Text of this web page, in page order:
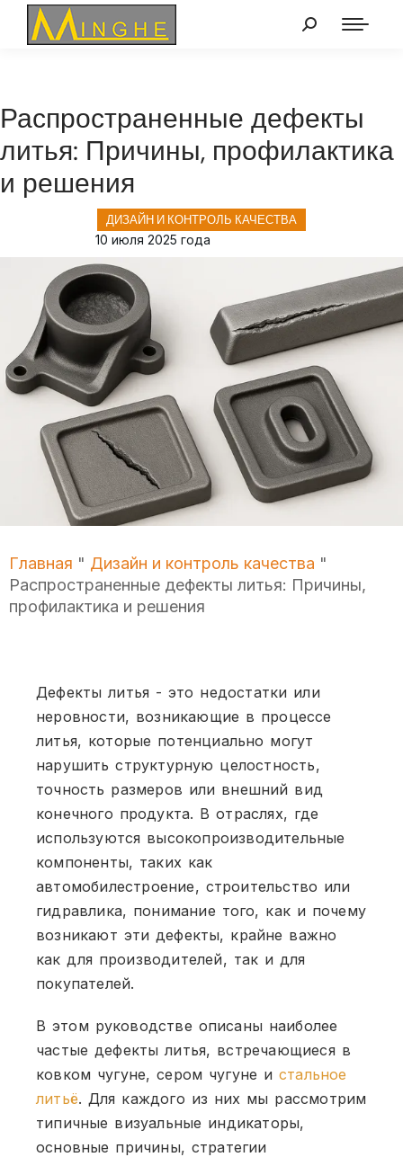
Распространенные дефекты
литья: Причины, профилактика
и решения
10 июля 2025 года
ДИЗАЙН И КОНТРОЛЬ КАЧЕСТВА
Главная " Дизайн и контроль качества "
Распространенные дефекты литья: Причины,
профилактика и решения
Дефекты литья - это недостатки или
неровности, возникающие в процессе
литья, которые потенциально могут
нарушить структурную целостность,
точность размеров или внешний вид
конечного продукта. В отраслях, где
используются высокопроизводительные
компоненты, таких как
автомобилестроение, строительство или
гидравлика, понимание того, как и почему
возникают эти дефекты, крайне важно
как для производителей, так и для
покупателей.
В этом руководстве описаны наиболее
частые дефекты литья, встречающиеся в
ковком чугуне, сером чугуне и стальное
литьё. Для каждого из них мы рассмотрим
типичные визуальные индикаторы,
основные причины, стратегии